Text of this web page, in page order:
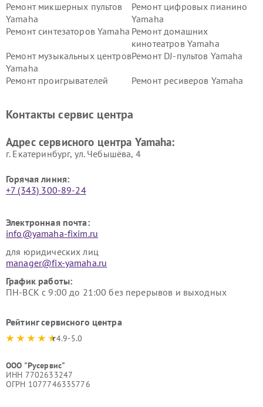
Ремонт микшерных пультов
Yamaha
Ремонт цифровых пианино
Yamaha
Ремонт синтезаторов Yamaha Ремонт домашних
кинотеатров Yamaha
Ремонт музыкальных центров
Yamaha
Ремонт DJ-пультов Yamaha
Ремонт проигрывателей
Ремонт ресиверов Yamaha
Yamaha
Yamaha
Контакты сервис центра
Адрес сервисного центра Yamaha:
г. Екатеринбург, ул. Чебышёва, 4
Горячая линия:
+7 (343) 300-89-24
Электронная почта:
info@yamaha-fixim.ru
для юридических лиц
manager@fix-yamaha.ru
График работы:
ПН-ВСК с 9:00 до 21:00 без перерывов и выходных
Рейтинг сервисного центра
4.9-5.0
ООО "Русервис"
ИНН 7702633247
ОГРН 1077746335776